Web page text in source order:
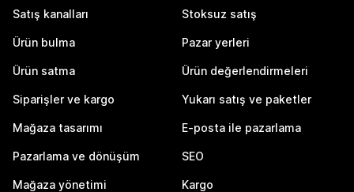
Satış kanalları
Ürün bulma
Ürün satma
Siparişler ve kargo
Mağaza tasarımı
Pazarlama ve dönüşüm
Mağaza yönetimi
Stoksuz satış
Pazar yerleri
Ürün değerlendirmeleri
Yukarı satış ve paketler
E-posta ile pazarlama
SEO
Kargo